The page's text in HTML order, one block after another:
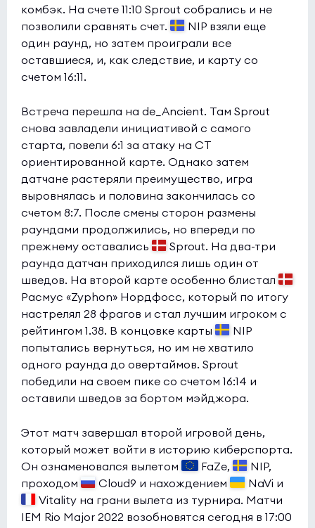
комбэк. На счете 11:10 Sprout собрались и не
позволили сравнять счет.
NIP взяли еще
один раунд, но затем проиграли все
оставшиеся, и, как следствие, и карту со
счетом 16:11.
Встреча перешла на de_Ancient. Там Sprout
снова завладели инициативой с самого
старта, повели 6:1 за атаку на CT
ориентированной карте. Однако затем
датчане растеряли преимущество, игра
выровнялась и половина закончилась со
счетом 8:7. После смены сторон размены
раундами продолжились, но впереди по
прежнему оставались
Sprout. На два-три
раунда датчан приходился лишь один от
шведов. На второй карте особенно блистал
Расмус «Zyphon» Нордфосс, который по итогу
настрелял 28 фрагов и стал лучшим игроком с
рейтингом 1.38. В концовке карты
NIP
попытались вернуться, но им не хватило
одного раунда до овертаймов. Sprout
победили на своем пике со счетом 16:14 и
оставили шведов за бортом мэйджора.
Этот матч завершал второй игровой день,
который может войти в историю киберспорта.
Он ознаменовался вылетом
FaZe,
NIP,
проходом
Cloud9 и нахождением
NaVi и
Vitality на грани вылета из турнира. Матчи
IEM Rio Major 2022 возобновятся сегодня в 17:00